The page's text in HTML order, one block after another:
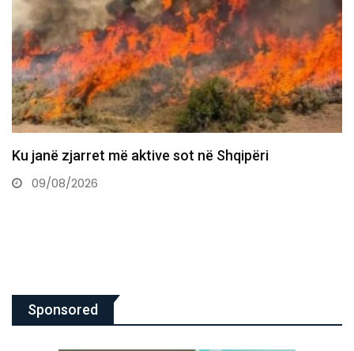
Vuçiq kërcënon me ndryshimin e rrjedhës së Ibërit,
përmend “terrorin”…
Sponsored